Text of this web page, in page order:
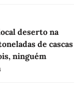
deserto na
de cascas
ninguém